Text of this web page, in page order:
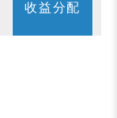
收益分配